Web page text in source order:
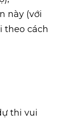
này (với
theo cách
thi vui